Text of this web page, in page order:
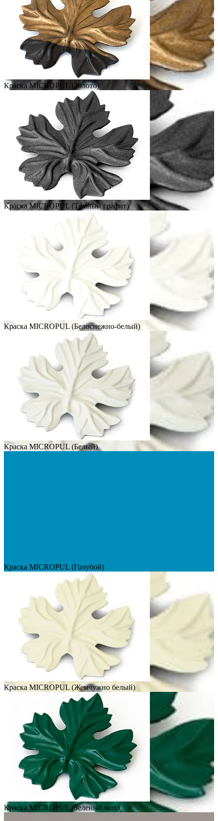
Краска MICROPUL (Золото)
Краска MICROPUL (Тёмный графит)
Краска MICROPUL (Белоснежно-белый)
Краска MICROPUL (Белый)
Краска MICROPUL (Голубой)
Краска MICROPUL (Жемчужно белый)
Краска MICROPUL (Зеленый мох)